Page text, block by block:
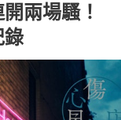
兩場騷！
錄